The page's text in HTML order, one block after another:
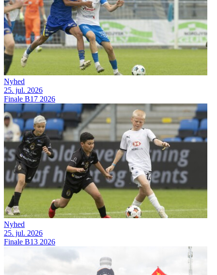
Nyhed
25. jul. 2026
Finale B17 2026
Nyhed
25. jul. 2026
Finale B13 2026